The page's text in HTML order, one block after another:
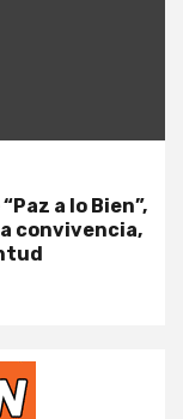
a lo Bien”,
convivencia,